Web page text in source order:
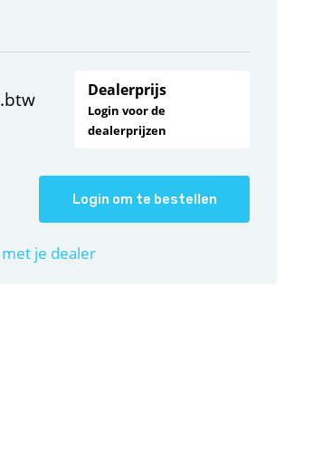
Dealerprijs
Login voor de
dealerprijzen
Login om te bestellen
je dealer